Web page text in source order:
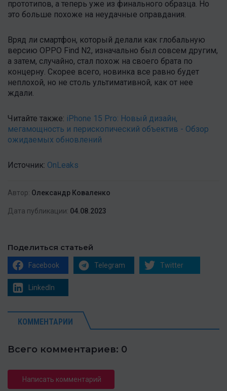
прототипов, а теперь уже из финального образца. Но
это больше похоже на неудачные оправдания.
Вряд ли смартфон, который делали как глобальную
версию OPPO Find N2, изначально был совсем другим,
а затем, случайно, стал похож на своего брата по
концерну. Скорее всего, новинка все равно будет
неплохой, но не столь ультимативной, как от нее
ждали.
Читайте также: iPhone 15 Pro: Новый дизайн,
мегамощность и перископический объектив - Обзор
ожидаемых обновлений
Источник: OnLeaks
Автор: Олександр Коваленко
Дата публикации: 04.08.2023
Поделиться статьей
Facebook Telegram Twitter
LinkedIn
КОММЕНТАРИИ
Всего комментариев: 0
Написать комментарий